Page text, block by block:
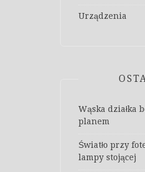
Urządzenia
Wąska działka
planem
Światło przy
lampy stojącej